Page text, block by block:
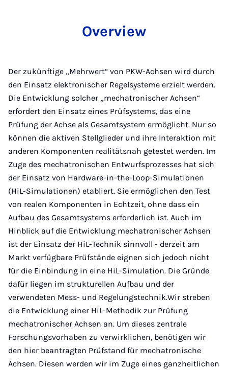
Overview
Der zukünftige „Mehrwert“ von PKW-Achsen wird durch
den Einsatz elektronischer Regelsysteme erzielt werden.
Die Entwicklung solcher „mechatronischer Achsen“
erfordert den Einsatz eines Prüfsystems, das eine
Prüfung der Achse als Gesamtsystem ermöglicht. Nur so
können die aktiven Stellglieder und ihre Interaktion mit
anderen Komponenten realitätsnah getestet werden. Im
Zuge des mechatronischen Entwurfsprozesses hat sich
der Einsatz von Hardware-in-the-Loop-Simulationen
(HiL-Simulationen) etabliert. Sie ermöglichen den Test
von realen Komponenten in Echtzeit, ohne dass ein
Aufbau des Gesamtsystems erforderlich ist. Auch im
Hinblick auf die Entwicklung mechatronischer Achsen
ist der Einsatz der HiL-Technik sinnvoll - derzeit am
Markt verfügbare Prüfstände eignen sich jedoch nicht
für die Einbindung in eine HiL-Simulation. Die Gründe
dafür liegen im strukturellen Aufbau und der
verwendeten Mess- und Regelungstechnik.Wir streben
die Entwicklung einer HiL-Methodik zur Prüfung
mechatronischer Achsen an. Um dieses zentrale
Forschungsvorhaben zu verwirklichen, benötigen wir
den hier beantragten Prüfstand für mechatronische
Achsen. Diesen werden wir im Zuge eines ganzheitlichen